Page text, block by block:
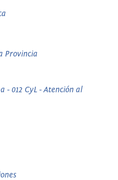
Provincia
- 012 CyL - Atención al